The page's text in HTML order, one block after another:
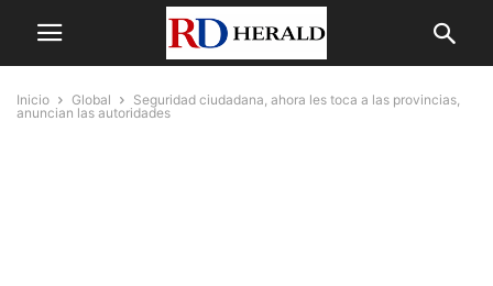
Inicio Global
Seguridad ciudadana, ahora les toca a las provincias,
anuncian las autoridades